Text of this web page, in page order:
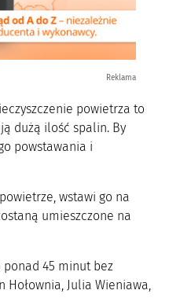
Reklama
powietrza to
dużą ilość spalin. By
powstawania i
wstawi go na
umieszczone na
45 minut bez
Julia Wieniawa,